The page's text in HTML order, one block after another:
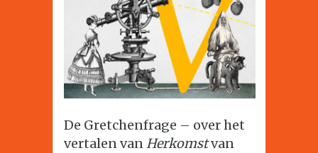
De Gretchenfrage – over het
vertalen vanHerkomstvan